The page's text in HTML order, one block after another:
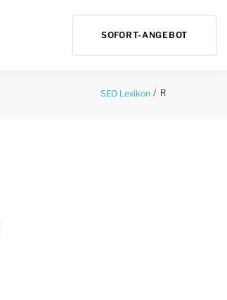
SOFORT-ANGEBOT
SEO Lexikon R